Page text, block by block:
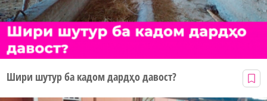
Шири шутур ба кадом дардҳо давост?